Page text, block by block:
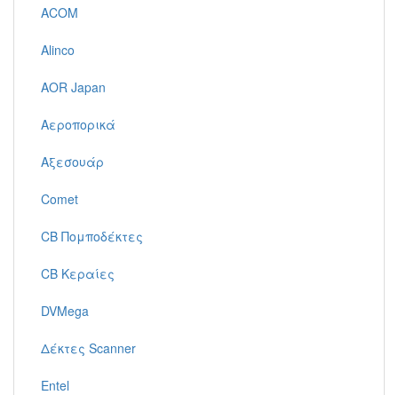
ACOM
Alinco
AOR Japan
Αεροπορικά
Αξεσουάρ
Comet
CB Πομποδέκτες
CB Κεραίες
DVMega
Δέκτες Scanner
Entel